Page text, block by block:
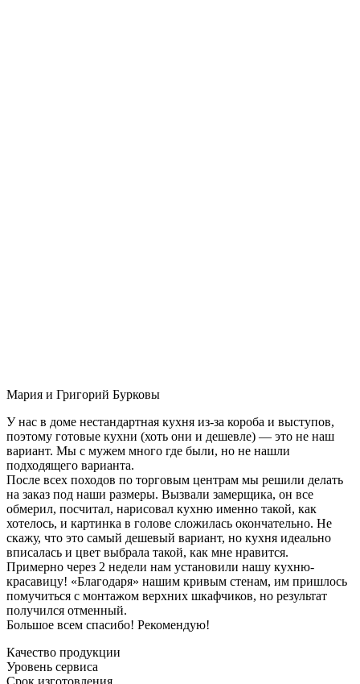
Мария и Григорий Бурковы
У нас в доме нестандартная кухня из-за короба и выступов,
поэтому готовые кухни (хоть они и дешевле) — это не наш
вариант. Мы с мужем много где были, но не нашли
подходящего варианта.
После всех походов по торговым центрам мы решили делать
на заказ под наши размеры. Вызвали замерщика, он все
обмерил, посчитал, нарисовал кухню именно такой, как
хотелось, и картинка в голове сложилась окончательно. Не
скажу, что это самый дешевый вариант, но кухня идеально
вписалась и цвет выбрала такой, как мне нравится.
Примерно через 2 недели нам установили нашу кухню-
красавицу! «Благодаря» нашим кривым стенам, им пришлось
помучиться с монтажом верхних шкафчиков, но результат
получился отменный.
Большое всем спасибо! Рекомендую!
Качество продукции
Уровень сервиса
Срок изготовления